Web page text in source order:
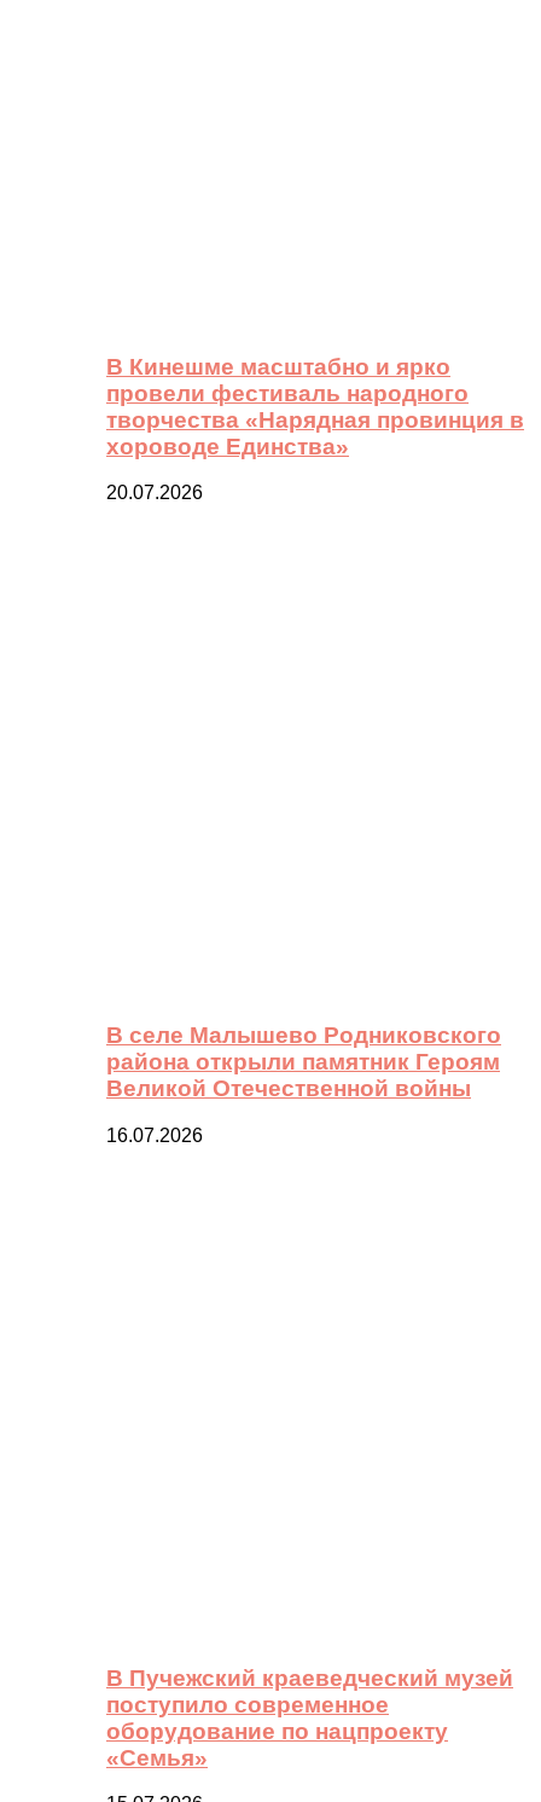
В Кинешме масштабно и ярко
провели фестиваль народного
творчества «Нарядная провинция в
хороводе Единства»
20.07.2026
В селе Малышево Родниковского
района открыли памятник Героям
Великой Отечественной войны
16.07.2026
В Пучежский краеведческий музей
поступило современное
оборудование по нацпроекту
«Семья»